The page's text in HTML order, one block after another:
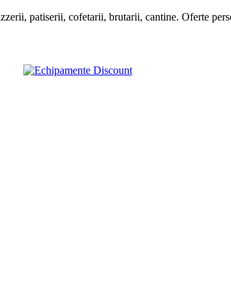
patiserii, cofetarii, brutarii, cantine. Oferte